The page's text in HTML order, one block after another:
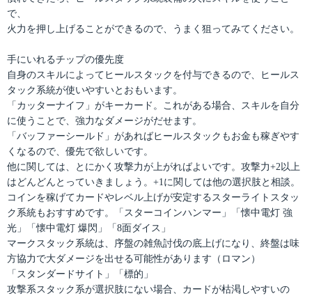
で、
火力を押し上げることができるので、うまく狙ってみてください。
手にいれるチップの優先度
自身のスキルによってヒールスタックを付与できるので、ヒールス
タック系統が使いやすいとおもいます。
「カッターナイフ」がキーカード。これがある場合、スキルを自分
に使うことで、強力なダメージがだせます。
「バッファーシールド」があればヒールスタックもお金も稼ぎやす
くなるので、優先で欲しいです。
他に関しては、とにかく攻撃力が上がればよいです。攻撃力+2以上
はどんどんとっていきましょう。+1に関しては他の選択肢と相談。
コインを稼げてカードやレベル上げが安定するスターライトスタッ
ク系統もおすすめです。「スターコインハンマー」「懐中電灯 強
光」「懐中電灯 爆閃」「8面ダイス」
マークスタック系統は、序盤の雑魚討伐の底上げになり、終盤は味
方協力で大ダメージを出せる可能性があります（ロマン）
「スタンダードサイト」「標的」
攻撃系スタック系が選択肢にない場合、カードが枯渇しやすいの